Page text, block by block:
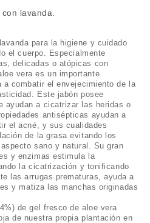
lavanda.
para la higiene y cuidado
el cuerpo. Especialmente
delicadas o atópicas con
vera es un importante
a combatir el envejecimiento de la
Este jabón posee
ayudan a cicatrizar las heridas o
antisépticas ayudan a
el acné, y sus cualidades
de la grasa evitando los
sano y natural. Su gran
y enzimas estimula la
la cicatrización y tonificando
las arrugas prematuras, ayuda a
y matiza las manchas originadas
de gel fresco de aloe vera
de nuestra propia plantación en